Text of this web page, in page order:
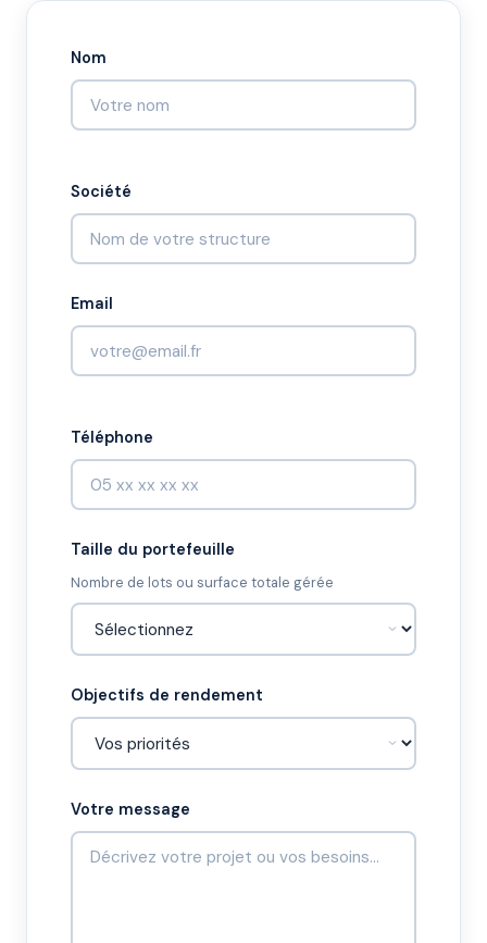
Nom
Société
Email
Téléphone
Taille du portefeuille
Nombre de lots ou surface totale gérée
Objectifs de rendement
Votre message